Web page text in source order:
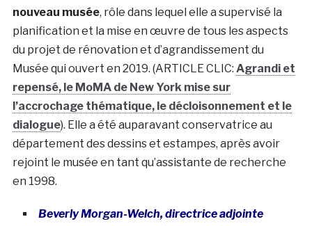
nouveau musée, rôle dans lequel elle a supervisé la
planification et la mise en œuvre de tous les aspects
du projet de rénovation et d’agrandissement du
Musée qui ouvert en 2019. (ARTICLE CLIC: Agrandi et
repensé, le MoMA de New York mise sur
l’accrochage thématique, le décloisonnement et le
dialogue). Elle a été auparavant conservatrice au
département des dessins et estampes, après avoir
rejoint le musée en tant qu’assistante de recherche
en 1998.
Beverly Morgan-Welch, directrice adjointe